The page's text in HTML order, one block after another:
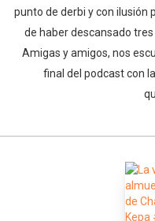
punto de derbi y con ilusión
de haber descansado
Amigas y amigos, nos
final del podcast con